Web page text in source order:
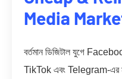
Media
বর্তমান ডিজিটাল যুগে
TikTok এবং Telegram-এর